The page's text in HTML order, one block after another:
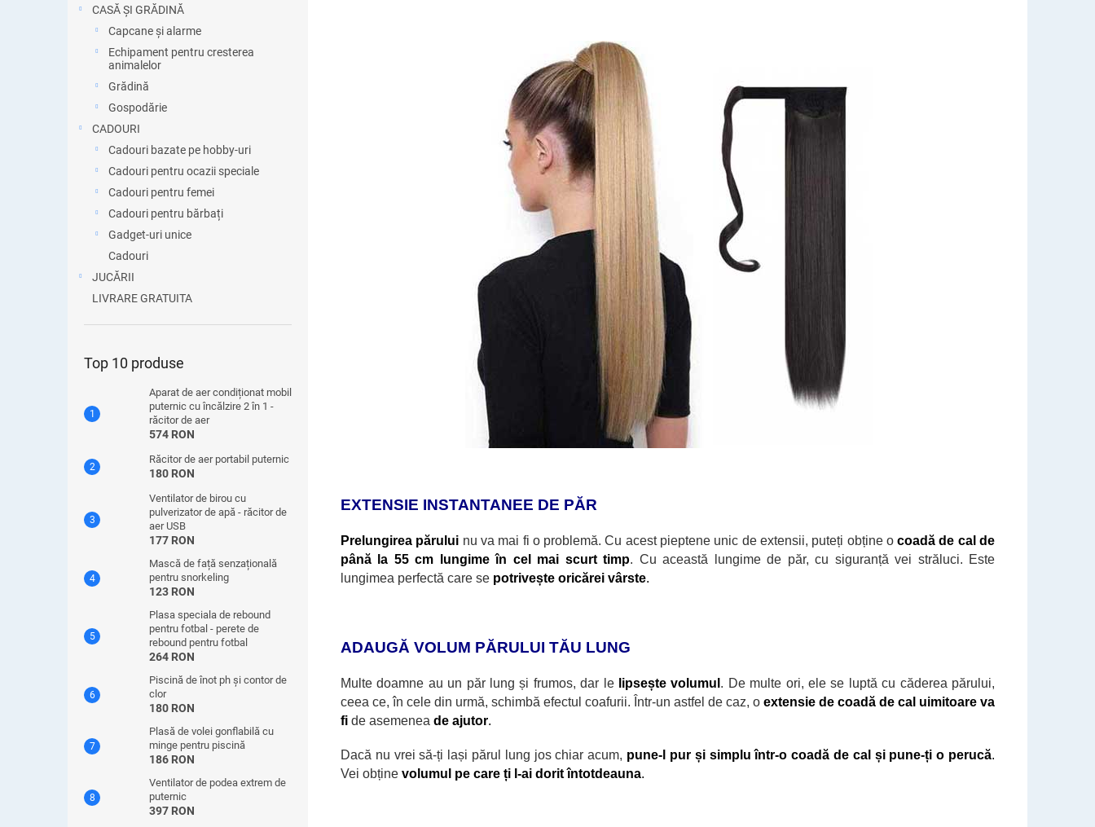
CASĂ ȘI GRĂDINĂ
Capcane și alarme
Echipament pentru cresterea
animalelor
Grădină
Gospodărie
CADOURI
Cadouri bazate pe hobby-uri
Cadouri pentru ocazii speciale
Cadouri pentru femei
Cadouri pentru bărbați
Gadget-uri unice
Cadouri
JUCĂRII
LIVRARE GRATUITA
Top 10 produse
Aparat de aer condiționat mobil
puternic cu încălzire 2 în 1 -
răcitor de aer
574 RON
Răcitor de aer portabil puternic
180 RON
Ventilator de birou cu
pulverizator de apă - răcitor de
aer USB
177 RON
Mască de față senzațională
pentru snorkeling
123 RON
Plasa speciala de rebound
pentru fotbal - perete de
rebound pentru fotbal
264 RON
Piscină de înot ph și contor de
clor
180 RON
Plasă de volei gonflabilă cu
minge pentru piscină
186 RON
Ventilator de podea extrem de
puternic
397 RON
EXTENSIE INSTANTANEE DE PĂR
Prelungirea părului nu va mai fi o problemă. Cu acest pieptene unic de extensii, puteți obține ocoadă de cal de
până la 55 cm lungime în cel mai scurt timp. Cu această lungime de păr, cu siguranță vei străluci. Este
lungimea perfectă care se potrivește oricărei vârste.
ADAUGĂ VOLUM PĂRULUI TĂU LUNG
Multe doamne au un păr lung și frumos, dar le lipsește volumul . De multe ori, ele se luptă cu căderea părului,
ceea ce,în cele din urmă, schimbă efectul coafurii. Într-un astfel de caz, o extensie de coadă de cal uimitoare va
fi de asemenea de ajutor.
Dacă nu vrei să-ți lași părul lung jos chiar acum, pune-l pur și simpluîntr-o coadă de cal și pune-ți o perucă.
Vei obține volumul pe care ți l-ai dorit întotdeauna.